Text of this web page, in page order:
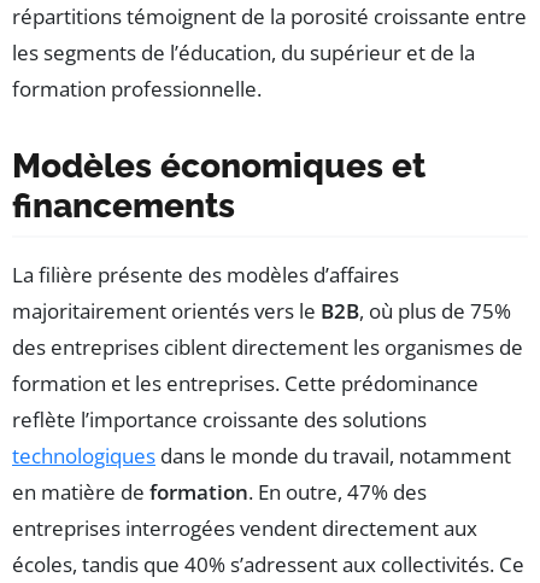
répartitions témoignent de la porosité croissante entre
les segments de l’éducation, du supérieur et de la
formation professionnelle.
Modèles économiques et
financements
La filière présente des modèles d’affaires
majoritairement orientés vers le B2B, où plus de 75%
des entreprises ciblent directement les organismes de
formation et les entreprises. Cette prédominance
reflète l’importance croissante des solutions
technologiques dans le monde du travail, notamment
en matière de formation. En outre, 47% des
entreprises interrogées vendent directement aux
écoles, tandis que 40% s’adressent aux collectivités. Ce